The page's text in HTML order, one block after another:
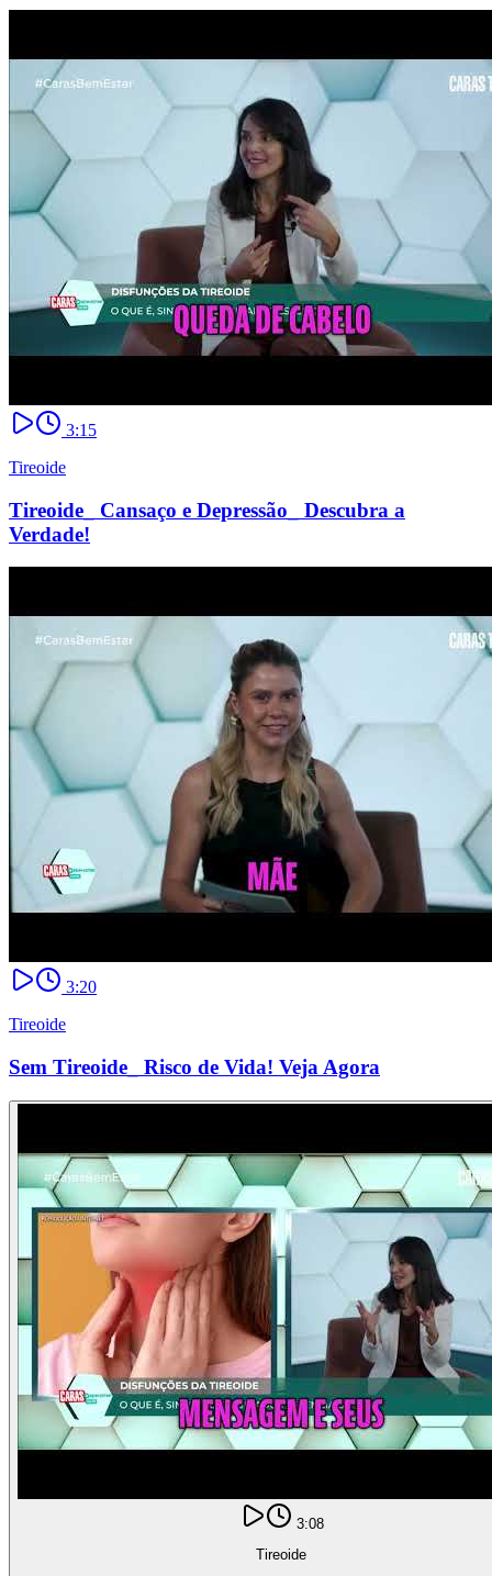
3:15
Tireoide
Tireoide_ Cansaço e Depressão_ Descubra a
Verdade!
3:20
Tireoide
Sem Tireoide_ Risco de Vida! Veja Agora
3:08
Tireoide